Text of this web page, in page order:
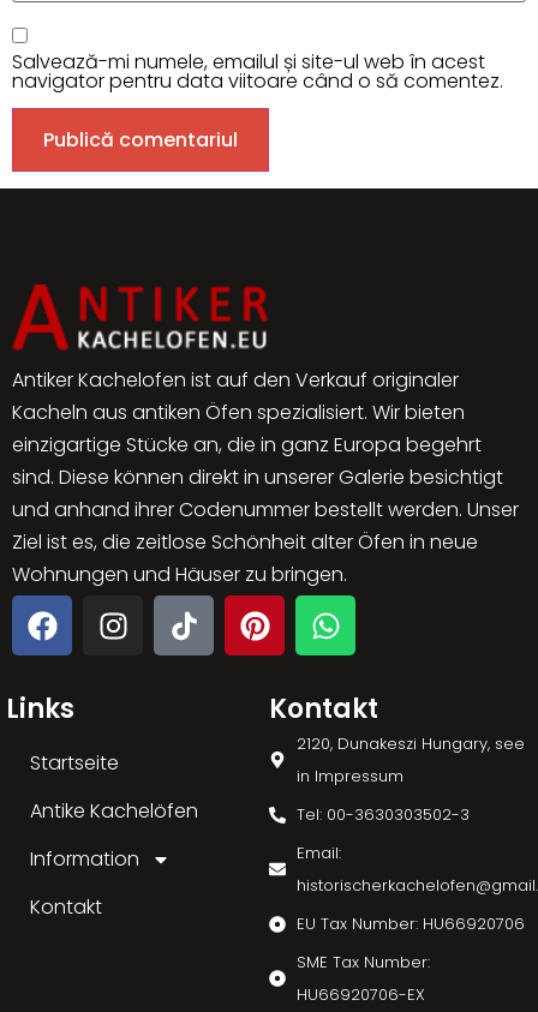
Salvează-mi numele, emailul și site-ul web în acest
navigator pentru data viitoare când o să comentez.
Antiker Kachelofen ist auf den Verkauf originaler
Kacheln aus antiken Öfen spezialisiert. Wir bieten
einzigartige Stücke an, die in ganz Europa begehrt
sind. Diese können direkt in unserer Galerie besichtigt
und anhand ihrer Codenummer bestellt werden. Unser
Ziel ist es, die zeitlose Schönheit alter Öfen in neue
Wohnungen und Häuser zu bringen.
Links
Startseite
Antike Kachelöfen
Information
Kontakt
Kontakt
2120, Dunakeszi Hungary, see
in Impressum
Tel: 00-3630303502-3
Email:
EU Tax Number: HU66920706
SME Tax Number:
HU66920706-EX